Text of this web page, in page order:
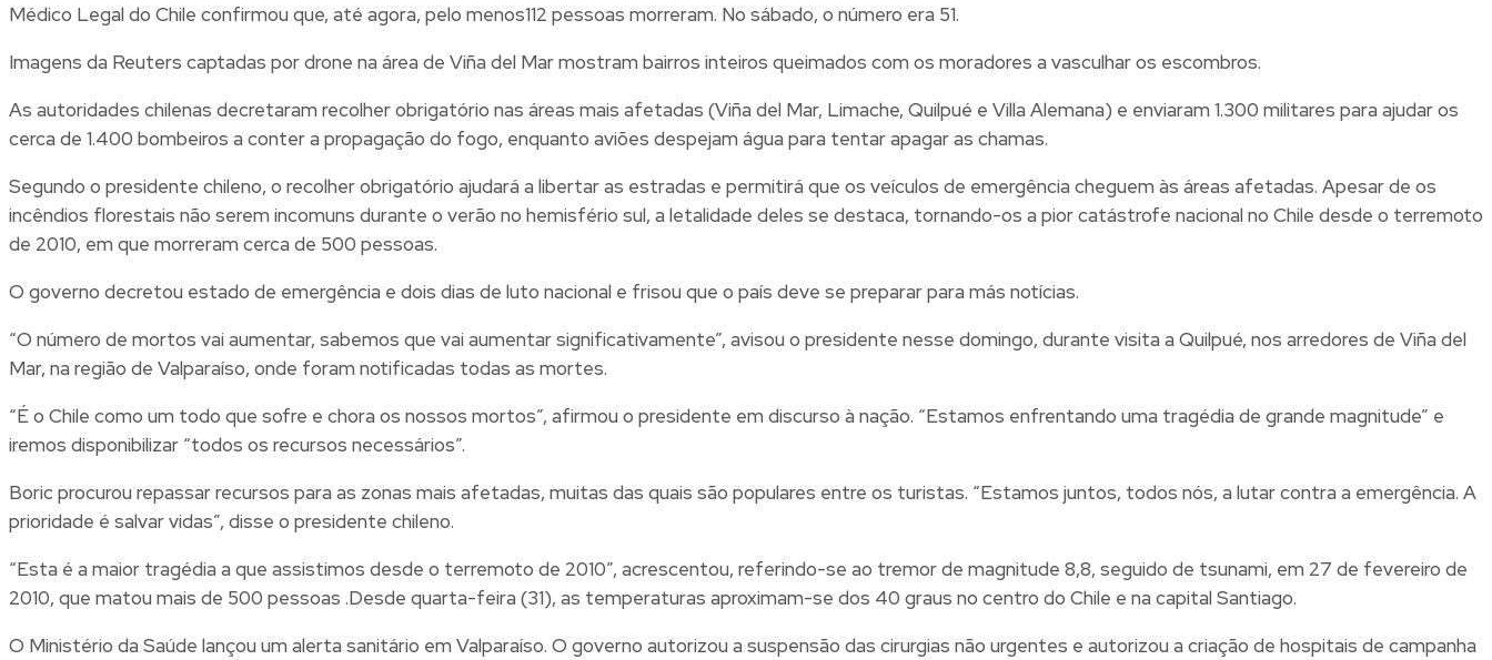
Médico Legal do Chile confirmou que, até agora, pelo menos112 pessoas morreram. No sábado, o número era 51.
Imagens da Reuters captadas por drone na área de Viña del Mar mostram bairros inteiros queimados com os moradores a vasculhar os escombros.
As autoridades chilenas decretaram recolher obrigatório nas áreas mais afetadas (Viña del Mar, Limache, Quilpué e Villa Alemana) e enviaram 1.300 militares para ajudar os
cerca de 1.400 bombeiros a conter a propagação do fogo, enquanto aviões despejam água para tentar apagar as chamas.
Segundo o presidente chileno, o recolher obrigatório ajudará a libertar as estradas e permitirá que os veículos de emergência cheguem às áreas afetadas. Apesar de os
incêndios florestais não serem incomuns durante o verão no hemisfério sul, a letalidade deles se destaca, tornando-os a pior catástrofe nacional no Chile desde o terremoto
de 2010, em que morreram cerca de 500 pessoas.
O governo decretou estado de emergência e dois dias de luto nacional e frisou que o país deve se preparar para más notícias.
“O número de mortos vai aumentar, sabemos que vai aumentar significativamente”, avisou o presidente nesse domingo, durante visita a Quilpué, nos arredores de Viña del
Mar, na região de Valparaíso, onde foram notificadas todas as mortes.
“É o Chile como um todo que sofre e chora os nossos mortos”, afirmou o presidente em discurso à nação. “Estamos enfrentando uma tragédia de grande magnitude” e
iremos disponibilizar “todos os recursos necessários”.
Boric procurou repassar recursos para as zonas mais afetadas, muitas das quais são populares entre os turistas. “Estamos juntos, todos nós, a lutar contra a emergência. A
prioridade é salvar vidas”, disse o presidente chileno.
“Esta é a maior tragédia a que assistimos desde o terremoto de 2010”, acrescentou, referindo-se ao tremor de magnitude 8,8, seguido de tsunami, em 27 de fevereiro de
2010, que matou mais de 500 pessoas .Desde quarta-feira (31), as temperaturas aproximam-se dos 40 graus no centro do Chile e na capital Santiago.
O Ministério da Saúde lançou um alerta sanitário em Valparaíso. O governo autorizou a suspensão das cirurgias não urgentes e autorizou a criação de hospitais de campanha